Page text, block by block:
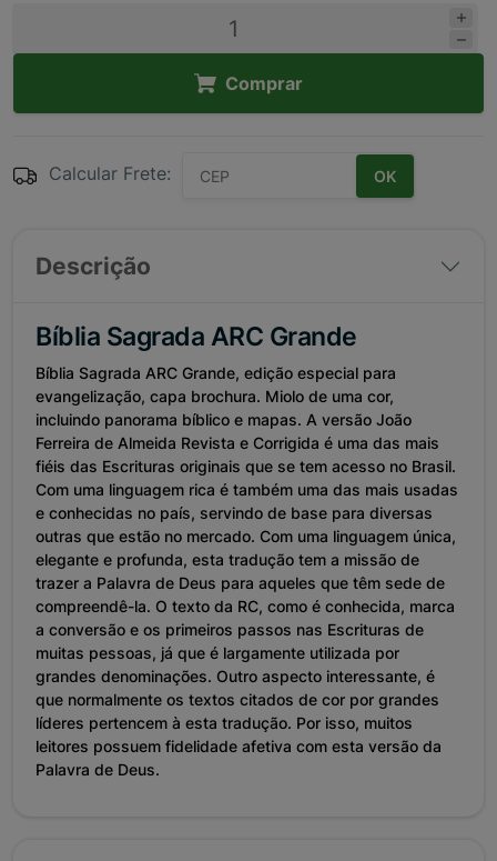
Comprar
Calcular Frete: OK
Descrição
Bíblia Sagrada ARC Grande
Bíblia Sagrada ARC Grande, edição especial para
evangelização, capa brochura. Miolo de uma cor,
incluindo panorama bíblico e mapas. A versão João
Ferreira de Almeida Revista e Corrigida é uma das mais
fiéis das Escrituras originais que se tem acesso no Brasil.
Com uma linguagem rica é também uma das mais usadas
e conhecidas no país, servindo de base para diversas
outras que estão no mercado. Com uma linguagem única,
elegante e profunda, esta tradução tem a missão de
trazer a Palavra de Deus para aqueles que têm sede de
compreendê-la. O texto da RC, como é conhecida, marca
a conversão e os primeiros passos nas Escrituras de
muitas pessoas, já que é largamente utilizada por
grandes denominações. Outro aspecto interessante, é
que normalmente os textos citados de cor por grandes
líderes pertencem à esta tradução. Por isso, muitos
leitores possuem fidelidade afetiva com esta versão da
Palavra de Deus.